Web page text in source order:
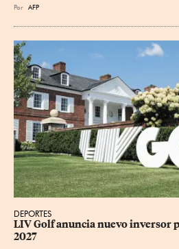
Por AFP
DEPORTES
LIV Golf anuncia nuevo inversor
2027